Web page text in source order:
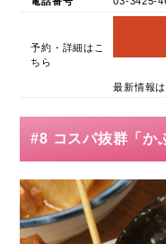
予約・詳細はこ
ちら
最新情報
#8 コスパ抜群「か